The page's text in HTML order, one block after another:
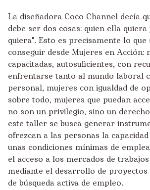
La diseñadora Coco Channel decía
debe ser dos cosas: quien ella
quiera". Esto es precisamente lo que
conseguir desde Mujeres en Acción:
capacitadas, autosuficientes, con
enfrentarse tanto al mundo laboral
personal, mujeres con igualdad de
sobre todo, mujeres que puedan
no son un privilegio, sino un
este taller se busca generar
ofrezcan a las personas la
unas condiciones mínimas de
el acceso a los mercados de
mediante el desarrollo de proyectos
de búsqueda activa de empleo.